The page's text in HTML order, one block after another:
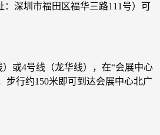
：深圳市福田区福华三路111号）可
）或4号线（龙华线），在“会展中心
步行约150米即可到达会展中心北广